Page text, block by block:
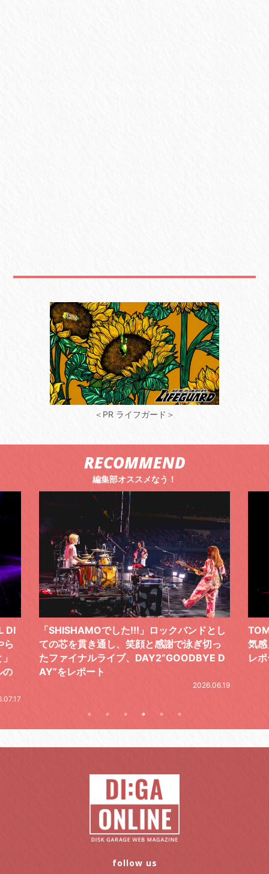
＜PR ライフガード＞
RECOMMEND
編集部オススメなう！
DI
ら
の
「SHISHAMOでした!!!」ロックバンドとし
ての芯を貫き通し、笑顔と感謝で泳ぎ切っ
たファイナルライブ、DAY2“GOODBYE D
AY”をレポート
2026.06.19
気
レ
follow us